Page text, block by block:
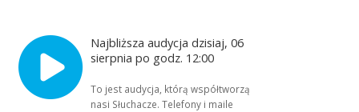
Najbliższa audycja dzisiaj, 06
sierpnia po godz. 12:00
To jest audycja, którą współtworzą
nasi Słuchacze. Telefony i maile